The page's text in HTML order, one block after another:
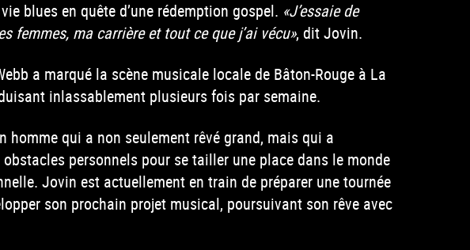
blues en quête d’une rédemption gospel. «J’essaie de
femmes, ma carrière et tout ce que j’ai vécu», dit Jovin.
a marqué la scène musicale locale de Bâton-Rouge à La
inlassablement plusieurs fois par semaine.
homme qui a non seulement rêvé grand, mais qui a
personnels pour se tailler une place dans le monde
Jovin est actuellement en train de préparer une tournée
son prochain projet musical, poursuivant son rêve avec